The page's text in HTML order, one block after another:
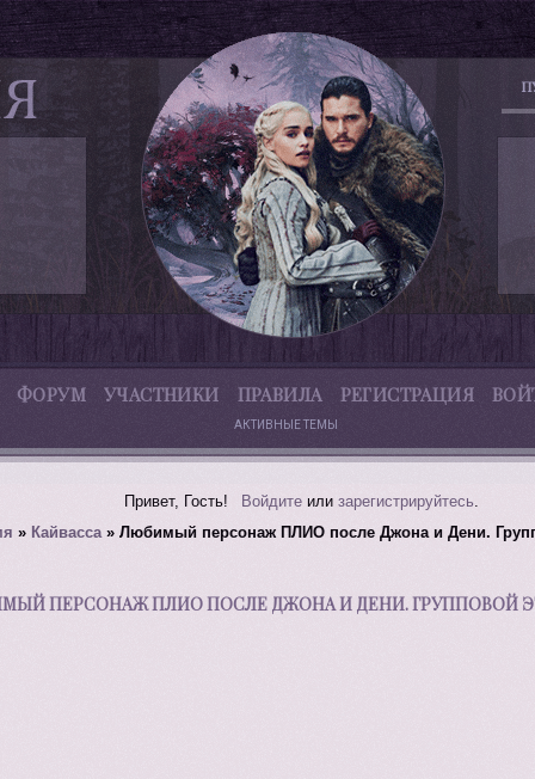
ФОРУМ УЧАСТНИКИ ПРАВИЛА РЕГИСТРАЦИЯ
АКТИВНЫЕ ТЕМЫ
Привет, Гость! Войдитеили зарегистрируйтесь.
» Кайвасса » Любимый персонаж ПЛИО после Джона и Дени.
ПЕРСОНАЖ ПЛИО ПОСЛЕ ДЖОНА И ДЕНИ. ГРУППОВОЙ